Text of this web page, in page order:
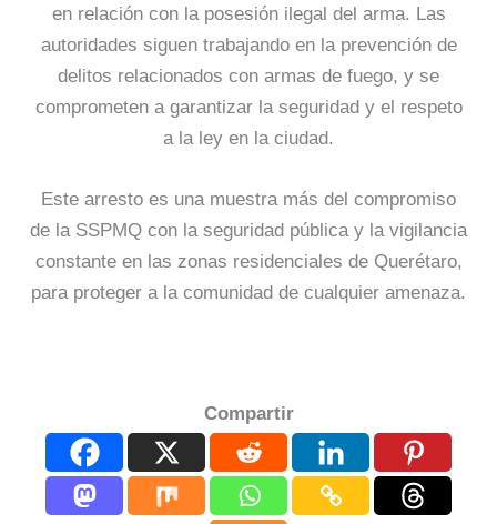
en relación con la posesión ilegal del arma. Las
autoridades siguen trabajando en la prevención de
delitos relacionados con armas de fuego, y se
comprometen a garantizar la seguridad y el respeto
a la ley en la ciudad.
Este arresto es una muestra más del compromiso
de la SSPMQ con la seguridad pública y la vigilancia
constante en las zonas residenciales de Querétaro,
para proteger a la comunidad de cualquier amenaza.
Compartir